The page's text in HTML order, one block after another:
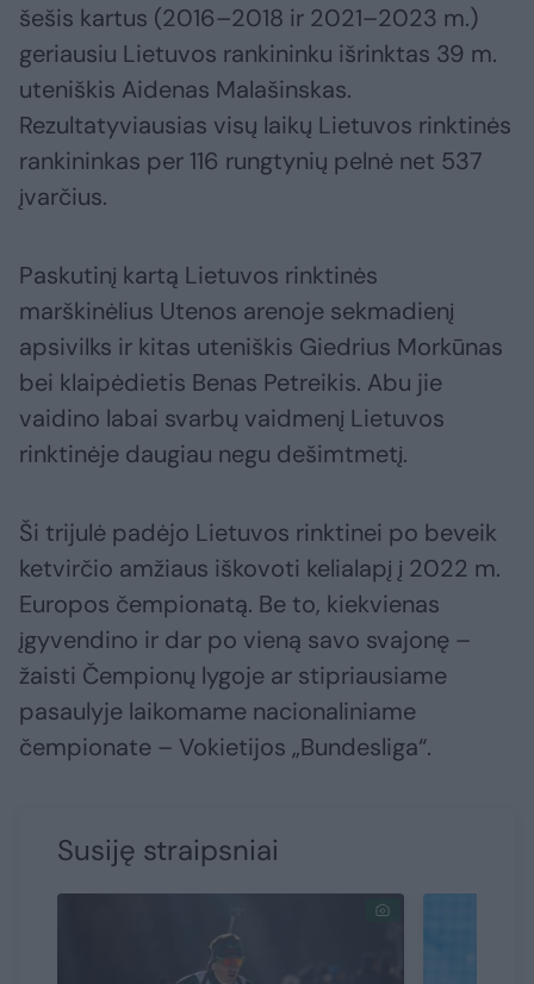
šešis kartus (2016–2018 ir 2021–2023 m.)
geriausiu Lietuvos rankininku išrinktas 39 m.
uteniškis Aidenas Malašinskas.
Rezultatyviausias visų laikų Lietuvos rinktinės
rankininkas per 116 rungtynių pelnė net 537
įvarčius.
Paskutinį kartą Lietuvos rinktinės
marškinėlius Utenos arenoje sekmadienį
apsivilks ir kitas uteniškis Giedrius Morkūnas
bei klaipėdietis Benas Petreikis. Abu jie
vaidino labai svarbų vaidmenį Lietuvos
rinktinėje daugiau negu dešimtmetį.
Ši trijulė padėjo Lietuvos rinktinei po beveik
ketvirčio amžiaus iškovoti kelialapį į 2022 m.
Europos čempionatą. Be to, kiekvienas
įgyvendino ir dar po vieną savo svajonę –
žaisti Čempionų lygoje ar stipriausiame
pasaulyje laikomame nacionaliniame
čempionate – Vokietijos „Bundesliga“.
Susiję straipsniai